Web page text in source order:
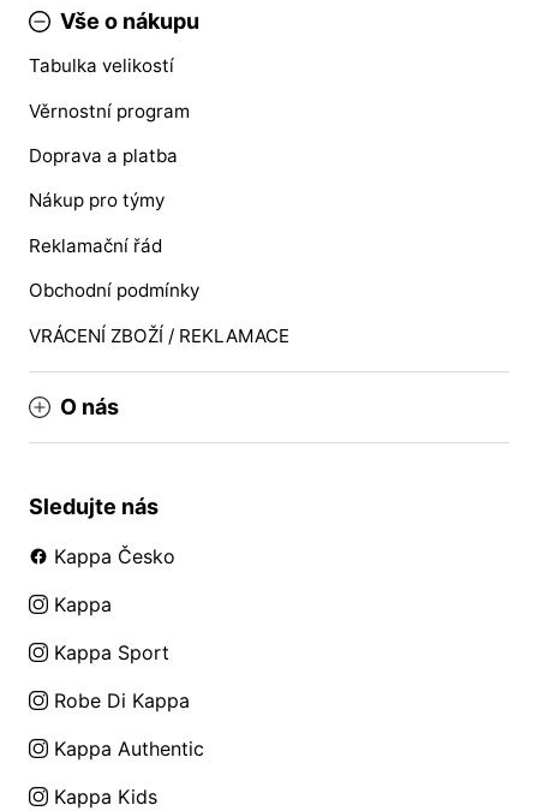
Vše o nákupu
Tabulka velikostí
Věrnostní program
Doprava a platba
Nákup pro týmy
Reklamační řád
Obchodní podmínky
VRÁCENÍ ZBOŽÍ / REKLAMACE
O nás
Sledujte nás
Kappa Česko
Kappa
Kappa Sport
Robe Di Kappa
Kappa Authentic
Kappa Kids